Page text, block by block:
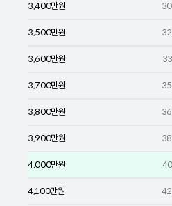
3,400만원
3,500만원
3,600만원
3,700만원
3,800만원
3,900만원
4,000만원
4,100만원